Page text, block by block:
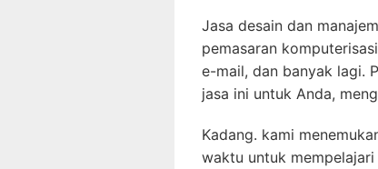
Jasa desain dan
pemasaran
e-mail, dan banyak lagi.
jasa ini untuk Anda,
Kadang. kami
waktu untuk